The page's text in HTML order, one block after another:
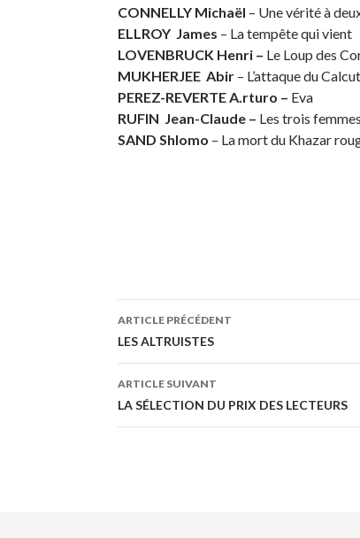
CONNELLY Michaël – Une vérité à
ELLROY James – La tempête qui vient
LOVENBRUCK Henri – Le Loup des
MUKHERJEE Abir – L’attaque du
PEREZ-REVERTEA.rturo – Eva
RUFIN Jean-Claude – Les trois
SAND Shlomo – La mort du Khazar
Navigation
des
articles
ARTICLE PRÉCÉDENT
LES ALTRUISTES
ARTICLE SUIVANT
LA SÉLECTION DU PRIX DES LECTEURS